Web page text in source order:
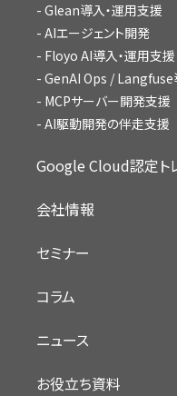
Glean導入・運用支援
AIエージェント開発
Floyo AI導入・運用支援
GenAI Ops / Langfuse
MCPサーバー開発支援
AI駆動開発の伴走支援
Google Cloud認定ト
会社情報
セミナー
コラム
ニュース
お役立ち資料